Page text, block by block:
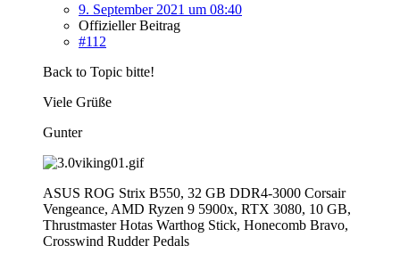
9. September 2021 um 08:40
Offizieller Beitrag
#112
Back to Topic bitte!
Viele Grüße
Gunter
ASUS ROG Strix B550, 32 GB DDR4-3000 Corsair
Vengeance, AMD Ryzen 9 5900x, RTX 3080, 10 GB,
Thrustmaster Hotas Warthog Stick, Honecomb Bravo,
Crosswind Rudder Pedals